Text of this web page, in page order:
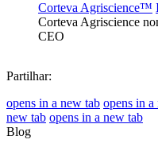
Corteva Agriscience™
Corteva Agriscience
CEO
Partilhar:
opens in a new tab opens in a
new tab opens in a new tab
Blog